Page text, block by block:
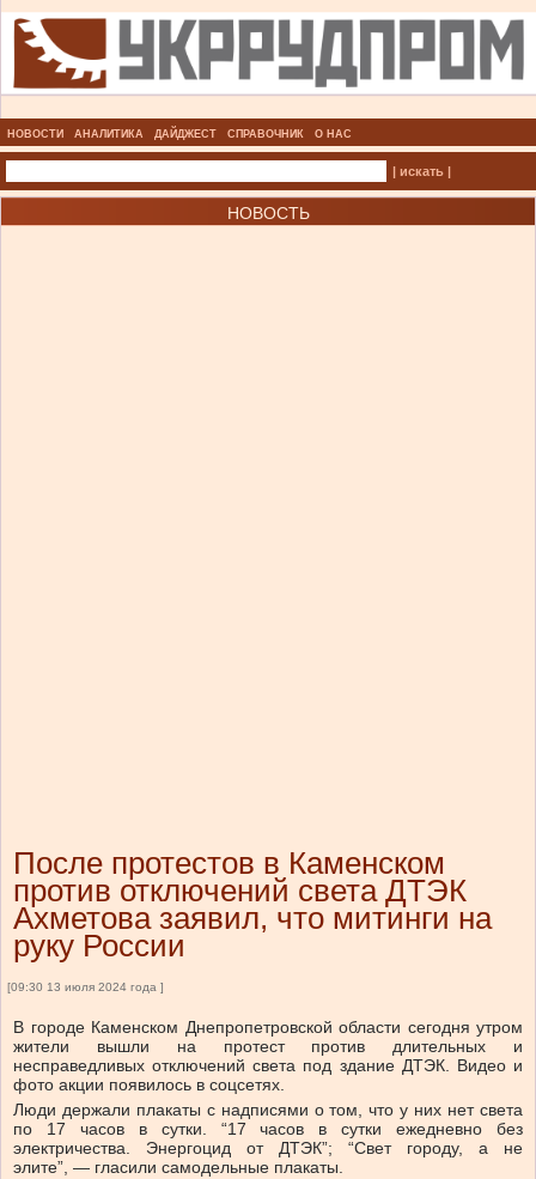
НОВОСТИ АНАЛИТИКА ДАЙДЖЕСТ СПРАВОЧНИК О НАС
| искать |
НОВОСТЬ
После протестов в Каменском
против отключений света ДТЭК
Ахметова заявил, что митинги на
руку России
[09:30 13 июля 2024 года ]
В городе Каменском Днепропетровской области сегодня утром
жители вышли на протест против длительных и
несправедливых отключений света под здание ДТЭК. Видео и
фото акции появилось в соцсетях.
Люди держали плакаты с надписями о том, что у них нет света
по 17 часов в сутки. “17 часов в сутки ежедневно без
электричества. Энергоцид от ДТЭК”; “Свет городу, а не
элите”, — гласили самодельные плакаты.